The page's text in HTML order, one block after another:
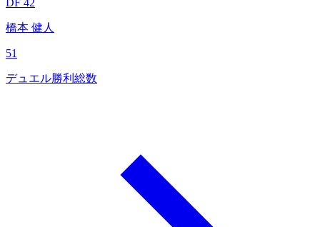
DF 42
橋本 健人
51
デュエル勝利総数